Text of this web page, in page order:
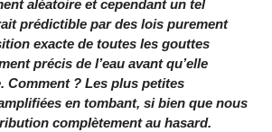
aléatoire et cependant un tel
prédictible par des lois purement
exacte de toutes les gouttes
précis de l’eau avant qu’elle
Comment ? Les plus petites
en tombant, si bien que nous
complètement au hasard.